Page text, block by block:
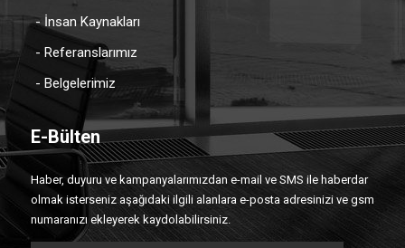
- İnsan Kaynakları
- Referanslarımız
- Belgelerimiz
E-Bülten
Haber, duyuru ve kampanyalarımızdan e-mail ve SMS ile haberdar
olmak isterseniz aşağıdaki ilgili alanlara e-posta adresinizi ve gsm
numaranızı ekleyerek kaydolabilirsiniz.